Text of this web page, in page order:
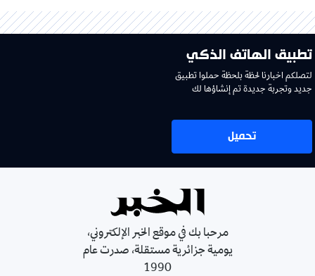
تطبيق الهاتف الذكي
لتصلكم اخبارنا لحظة بلحظة حملوا تطبيق
جديد وتجربة جديدة تم إنشاؤها لك
تحميل
مرحبا بك في موقع الخبر الإلكتروني،
يومية جزائرية مستقلة، صدرت عام
1990